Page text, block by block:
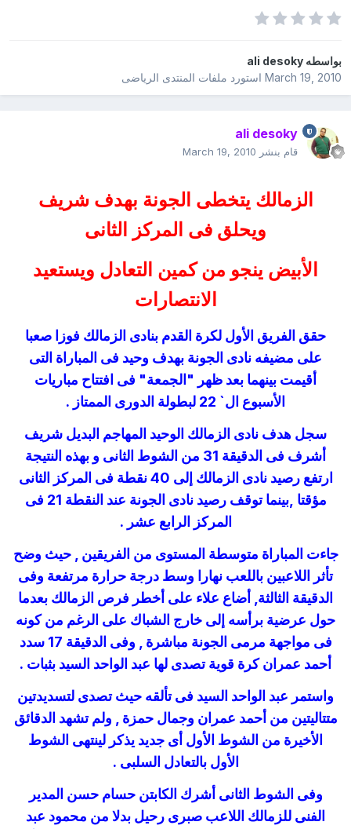
بواسطهali desoky
March 19, 2010استورد ملفات المنتدى الرياضى
ali desoky
قام بنشر March 19, 2010
الزمالك يتخطى الجونة بهدف شريف
ويحلق فى المركز الثانى
الأبيض ينجو من كمين التعادل ويستعيد
الانتصارات
حقق الفريق الأول لكرة القدم بنادى الزمالك فوزا صعبا
على مضيفه نادى الجونة بهدف وحيد فى المباراة التى
أقيمت بينهما بعد ظهر "الجمعة" فى افتتاح مباريات
الأسبوع ال` 22 لبطولة الدورى الممتاز .
سجل هدف نادى الزمالك الوحيد المهاجم البديل شريف
أشرف فى الدقيقة 31 من الشوط الثانى و بهذه النتيجة
ارتفع رصيد نادى الزمالك إلى 40 نقطة فى المركز الثانى
مؤقتا ,بينما توقف رصيد نادى الجونة عند النقطة 21 فى
المركز الرابع عشر .
جاءت المباراة متوسطة المستوى من الفريقين , حيث وضح
تأثر اللاعبين باللعب نهارا وسط درجة حرارة مرتفعة وفى
الدقيقة الثالثة, أضاع علاء على أخطر فرص الزمالك بعدما
حول عرضية برأسه إلى خارج الشباك على الرغم من كونه
فى مواجهة مرمى الجونة مباشرة , وفى الدقيقة 17 سدد
أحمد عمران كرة قوية تصدى لها عبد الواحد السيد بثبات .
واستمر عبد الواحد السيد فى تألقه حيث تصدى لتسديدتين
متتاليتين من أحمد عمران وجمال حمزة , ولم تشهد الدقائق
الأخيرة من الشوط الأول أى جديد يذكر لينتهى الشوط
الأول بالتعادل السلبى .
وفى الشوط الثانى أشرك الكابتن حسام حسن المدير
الفنى للزمالك اللاعب صبرى رحيل بدلا من محمود عبد